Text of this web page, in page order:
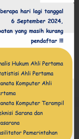
1 (satu) …Baca